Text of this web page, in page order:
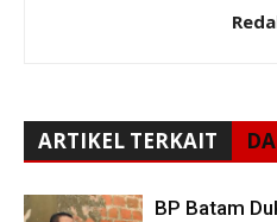
ARTIKEL TERKAIT
BP Batam